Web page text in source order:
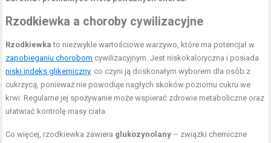
Rzodkiewka a choroby cywilizacyjne
Rzodkiewka to niezwykle wartościowe warzywo, które ma potencjał w
zapobieganiu chorobom cywilizacyjnym. Jest niskokaloryczna i posiada
niski indeks glikemiczny, co czyni ją doskonałym wyborem dla osób z
cukrzycą, ponieważ nie powoduje nagłych skoków poziomu cukru we
krwi. Regularne jej spożywanie może wspierać zdrowie metaboliczne oraz
ułatwiać kontrolę masy ciała.
Co więcej, rzodkiewka zawiera glukozynolany – związki chemiczne